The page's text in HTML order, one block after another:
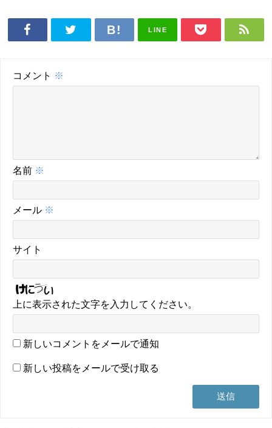
LINE
コメント ※
名前 ※
メール ※
サイト
上に表示された文字を入力してください。
新しいコメントをメールで通知
新しい投稿をメールで受け取る